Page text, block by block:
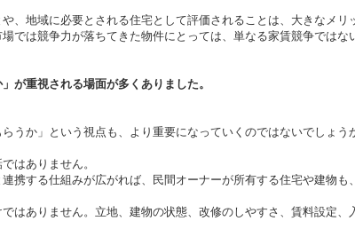
、地域に必要とされる住宅として評価されることは、大きなメリ
では競争力が落ちてきた物件にとっては、単なる家賃競争ではな
が重視される場面が多くありました。
うか」という視点も、より重要になっていくのではないでしょう
はありません。
携する仕組みが広がれば、民間オーナーが所有する住宅や建物
はありません。立地、建物の状態、改修のしやすさ、賃料設定